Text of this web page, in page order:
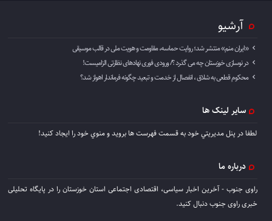
آرشیو
«ایران منم» منتشر شد؛ روایت حماسه، مقاومت و هویت ملی در قالب موسیقی
در نوسازی خوزستان چه می گذرد ؟/ ورودی فوری نهادهای نظارتی الزامیست!
محکوم قطعی به شلاق ، انفصال از خدمت و تبعید چگونه فرماندار اهواز شد؟
سایر لینک ها
لطفا در پنل مديريتي خود به قسمت فهرست ها برويد و منوي خود را ايجاد كنيد!
درباره ما
راوی جنوب - آخرین اخبار سیاسی، اقتصادی اجتماعی استان خوزستان را در پایگاه تحلیلی
خبری راوی جنوب دنبال کنید.